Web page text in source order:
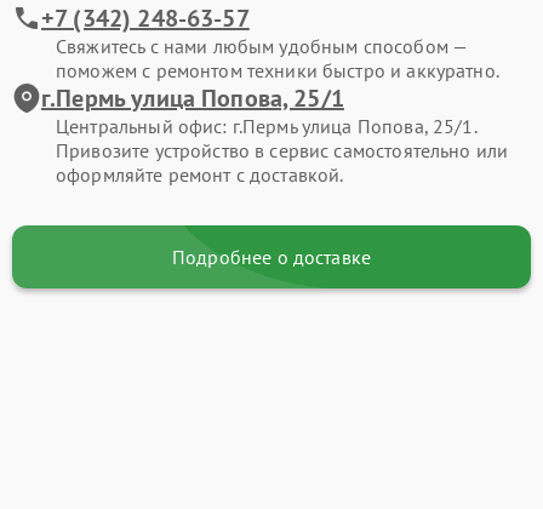
+7 (342) 248-63-57
Свяжитесь с нами любым удобным способом —
поможем с ремонтом техники быстро и аккуратно.
г.Пермь улица Попова, 25/1
Центральный офис: г.Пермь улица Попова, 25/1.
Привозите устройство в сервис самостоятельно или
оформляйте ремонт с доставкой.
Подробнее о доставке